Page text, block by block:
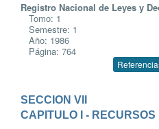
Registro Nacional de Leyes y
Tomo: 1
Semestre: 1
Año: 1986
Página: 764
SECCION VII
CAPITULO I - RECURSOS